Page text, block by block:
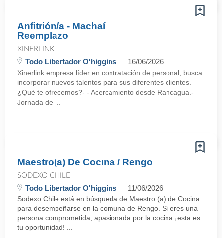
Anfitrión/a - Machaí
Reemplazo
XINERLINK
Todo Libertador O'higgins 16/06/2026
Xinerlink empresa líder en contratación de personal, busca
incorporar nuevos talentos para sus diferentes clientes.
¿Qué te ofrecemos?- - Acercamiento desde Rancagua.-
Jornada de ...
Maestro(a) De Cocina / Rengo
SODEXO CHILE
Todo Libertador O'higgins 11/06/2026
Sodexo Chile está en búsqueda de Maestro (a) de Cocina
para desempeñarse en la comuna de Rengo. Si eres una
persona comprometida, apasionada por la cocina ¡esta es
tu oportunidad! ...